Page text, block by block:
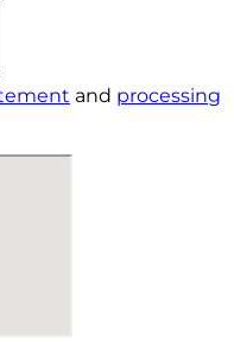
and processing